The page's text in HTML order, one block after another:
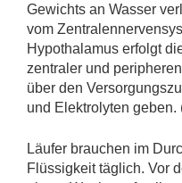
Gewichts an Wasser
vom
Hypothalamus erfolgt
zentraler und
über den
und Elektrolyten geben.
Läufer brauchen im
Flüssigkeit täglich. Vor